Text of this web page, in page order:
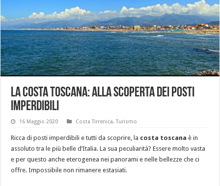
La costa toscana: alla scoperta dei posti
imperdibili
16 Maggio 2020 Costa Tirrenica,Turismo
Ricca di posti imperdibili e tutti da scoprire, la costa toscana è in
assoluto tra le più belle d’Italia. La sua peculiarità? Essere molto vasta
e per questo anche eterogenea nei panorami e nelle bellezze che ci
offre. Impossibile non rimanere estasiati.